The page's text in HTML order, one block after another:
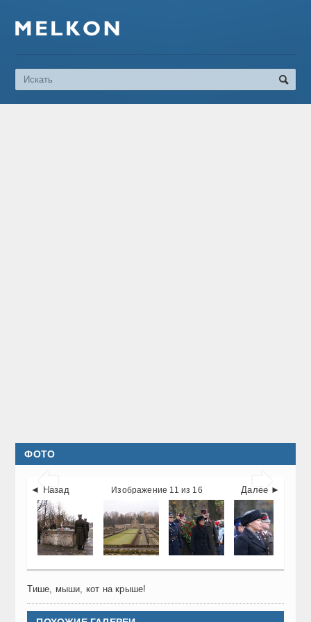
ФОТО
 
◄ Назад Далее ►
Изображение 11 из 16
Тише, мыши, кот на крыше!